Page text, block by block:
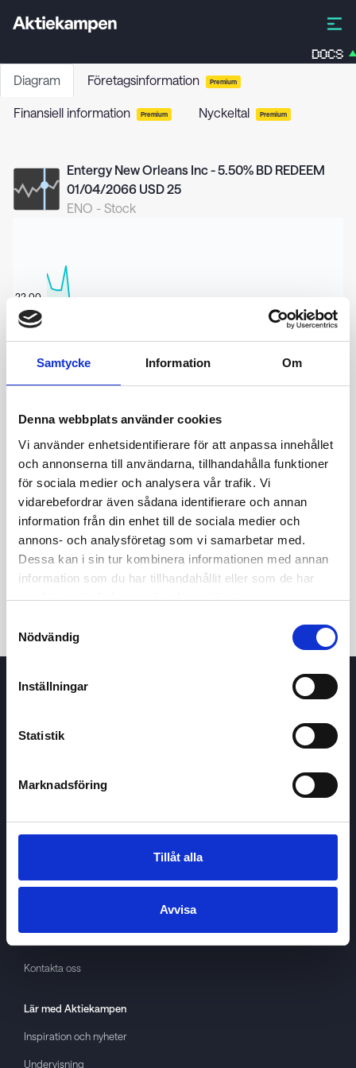
Samtycke Information Om
Denna webbplats använder cookies
Vi använder enhetsidentifierare för att anpassa innehållet
och annonserna till användarna, tillhandahålla funktioner
för sociala medier och analysera vår trafik. Vi
vidarebefordrar även sådana identifierare och annan
information från din enhet till de sociala medier och
annons- och analysföretag som vi samarbetar med.
Dessa kan i sin tur kombinera informationen med annan
information som du har tillhandahållit eller som de har
samlat in när du har använt deras tjänster.
Nödvändig
Inställningar
Statistik
Marknadsföring
Tillåt alla
Avvisa
DOCS
Diagram Företagsinformation Premium
Finansiell information Premium Nyckeltal Premium
Entergy New Orleans Inc - 5.50% BD REDEEM
01/04/2066 USD 25
ENO - Stock
21,00
22,00
8 maj 2026 24 juni 2026
24t 7d 1m 3m 1å 5å
Köp / Sälj
About cookies
Kontakta oss
Lär med Aktiekampen
Inspiration och nyheter
Undervisning